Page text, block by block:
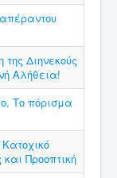
Διηνεκούς
Αλήθεια!
Το πόρισμα
Προοπτική